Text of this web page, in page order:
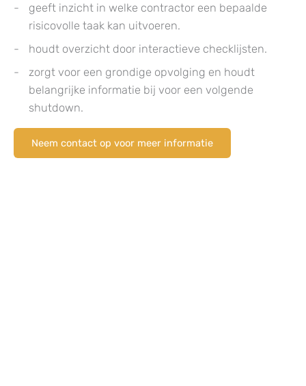
geeft inzicht in welke contractor een bepaalde
risicovolle taak kan uitvoeren.
houdt overzicht door interactieve checklijsten.
zorgt voor een grondige opvolging en houdt
belangrijke informatie bij voor een volgende
shutdown.
Neem contact op voor meer informatie